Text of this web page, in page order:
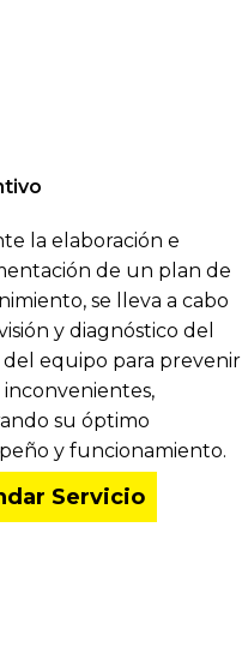
la elaboración e
de un plan de
se lleva a cabo
y diagnóstico del
del equipo para prevenir
inconvenientes,
su óptimo
y funcionamiento.
Servicio